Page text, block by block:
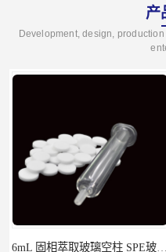
产
Development, design,
6mL 固相萃取玻璃空柱 SPE玻璃空柱